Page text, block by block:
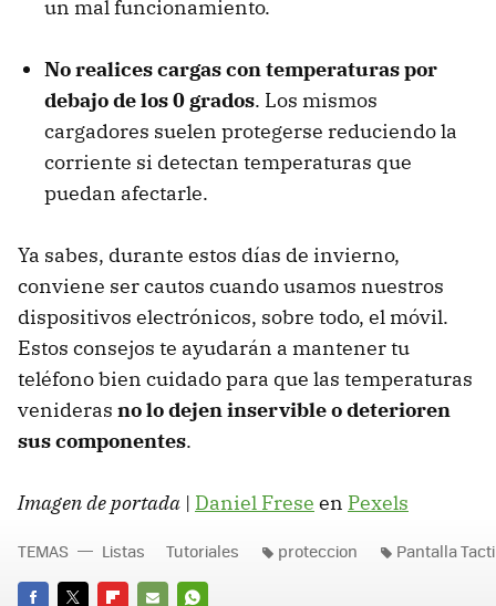
un mal funcionamiento.
No realices cargas con temperaturas por
debajo de los 0 grados. Los mismos
cargadores suelen protegerse reduciendo la
corriente si detectan temperaturas que
puedan afectarle.
Ya sabes, durante estos días de invierno,
conviene ser cautos cuando usamos nuestros
dispositivos electrónicos, sobre todo, el móvil.
Estos consejos te ayudarán a mantener tu
teléfono bien cuidado para que las temperaturas
venideras no lo dejen inservible o deterioren
sus componentes.
Imagen de portada | Daniel Frese en Pexels
TEMAS Listas Tutoriales proteccion Pantalla